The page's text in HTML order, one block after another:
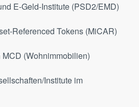
E-Geld-Institute (PSD2/EMD)
Referenced Tokens (MiCAR)
MCD (Wohnimmobilien)
Institute im